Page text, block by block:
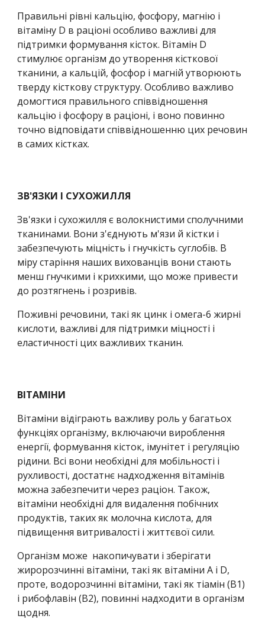
Правильні рівні кальцію, фосфору, магнію і
вітаміну D в раціоні особливо важливі для
підтримки формування кісток. Вітамін D
стимулює організм до утворення кісткової
тканини, а кальцій, фосфор і магній утворюють
тверду кісткову структуру. Особливо важливо
домогтися правильного співвідношення
кальцію і фосфору в раціоні, і воно повинно
точно відповідати співвідношенню цих речовин
в самих кістках.
ЗВ'ЯЗКИ І СУХОЖИЛЛЯ
Зв'язки і сухожилля є волокнистими сполучними
тканинами. Вони з'єднують м'язи й кістки і
забезпечують міцність і гнучкість суглобів. В
міру старіння наших вихованців вони стають
менш гнучкими і крихкими, що може привести
до розтягнень і розривів.
Поживні речовини, такі як цинк і омега-6 жирні
кислоти, важливі для підтримки міцності і
еластичності цих важливих тканин.
ВІТАМІНИ
Вітаміни відіграють важливу роль у багатьох
функціях організму, включаючи вироблення
енергії, формування кісток, імунітет і регуляцію
рідини. Всі вони необхідні для мобільності і
рухливості, достатнє надходження вітамінів
можна забезпечити через раціон. Також,
вітаміни необхідні для видалення побічних
продуктів, таких як молочна кислота, для
підвищення витривалості і життєвої сили.
Організм може  накопичувати і зберігати
жиророзчинні вітаміни, такі як вітаміни А і D,
проте, водорозчинні вітаміни, такі як тіамін (В1)
і рибофлавін (В2), повинні надходити в організм
щодня.